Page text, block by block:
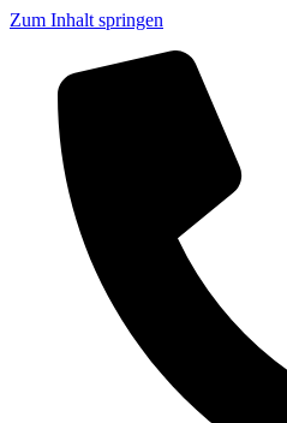
Zum Inhalt springen